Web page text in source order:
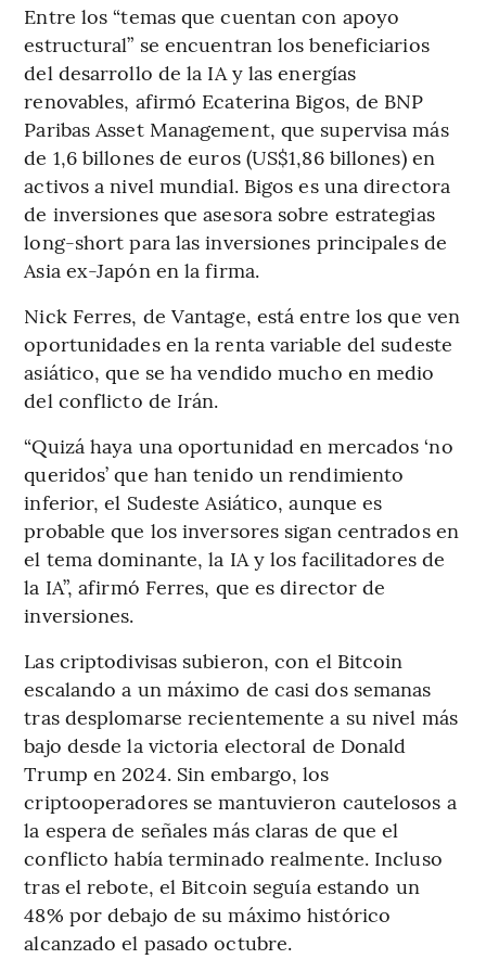
Entre los “temas que cuentan con apoyo
estructural” se encuentran los beneficiarios
del desarrollo de la IA y las energías
renovables, afirmó Ecaterina Bigos, de BNP
Paribas Asset Management, que supervisa más
de 1,6 billones de euros (US$1,86 billones) en
activos a nivel mundial. Bigos es una directora
de inversiones que asesora sobre estrategias
long-short para las inversiones principales de
Asia ex-Japón en la firma.
Nick Ferres, de Vantage, está entre los que ven
oportunidades en la renta variable del sudeste
asiático, que se ha vendido mucho en medio
del conflicto de Irán.
“Quizá haya una oportunidad en mercados ‘no
queridos’ que han tenido un rendimiento
inferior, el Sudeste Asiático, aunque es
probable que los inversores sigan centrados en
el tema dominante, la IA y los facilitadores de
la IA”, afirmó Ferres, que es director de
inversiones.
Las criptodivisas subieron, con el Bitcoin
escalando a un máximo de casi dos semanas
tras desplomarse recientemente a su nivel más
bajo desde la victoria electoral de Donald
Trump en 2024. Sin embargo, los
criptooperadores se mantuvieron cautelosos a
la espera de señales más claras de que el
conflicto había terminado realmente. Incluso
tras el rebote, el Bitcoin seguía estando un
48% por debajo de su máximo histórico
alcanzado el pasado octubre.